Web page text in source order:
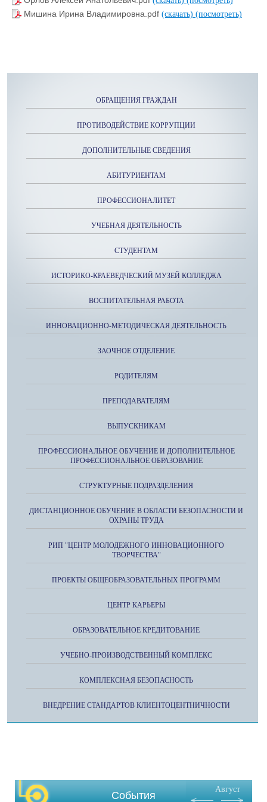
Мишина Ирина Владимировна.pdf (скачать) (посмотреть)
ОБРАЩЕНИЯ ГРАЖДАН
ПРОТИВОДЕЙСТВИЕ КОРРУПЦИИ
ДОПОЛНИТЕЛЬНЫЕ СВЕДЕНИЯ
АБИТУРИЕНТАМ
ПРОФЕССИОНАЛИТЕТ
УЧЕБНАЯ ДЕЯТЕЛЬНОСТЬ
СТУДЕНТАМ
ИСТОРИКО-КРАЕВЕДЧЕСКИЙ МУЗЕЙ КОЛЛЕДЖА
ВОСПИТАТЕЛЬНАЯ РАБОТА
ИННОВАЦИОННО-МЕТОДИЧЕСКАЯ ДЕЯТЕЛЬНОСТЬ
ЗАОЧНОЕ ОТДЕЛЕНИЕ
РОДИТЕЛЯМ
ПРЕПОДАВАТЕЛЯМ
ВЫПУСКНИКАМ
ПРОФЕССИОНАЛЬНОЕ ОБУЧЕНИЕ И ДОПОЛНИТЕЛЬНОЕ
ПРОФЕССИОНАЛЬНОЕ ОБРАЗОВАНИЕ
СТРУКТУРНЫЕ ПОДРАЗДЕЛЕНИЯ
ДИСТАНЦИОННОЕ ОБУЧЕНИЕ В ОБЛАСТИ БЕЗОПАСНОСТИ И
ОХРАНЫ ТРУДА
РИП "ЦЕНТР МОЛОДЕЖНОГО ИННОВАЦИОННОГО
ТВОРЧЕСТВА"
ПРОЕКТЫ ОБЩЕОБРАЗОВАТЕЛЬНЫХ ПРОГРАММ
ЦЕНТР КАРЬЕРЫ
ОБРАЗОВАТЕЛЬНОЕ КРЕДИТОВАНИЕ
УЧЕБНО-ПРОИЗВОДСТВЕННЫЙ КОМПЛЕКС
КОМПЛЕКСНАЯ БЕЗОПАСНОСТЬ
ВНЕДРЕНИЕ СТАНДАРТОВ КЛИЕНТОЦЕНТНИЧНОСТИ
События
Август